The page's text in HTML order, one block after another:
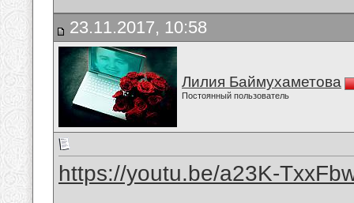
23.11.2017, 10:58
Лилия Баймухаметова
Постоянный пользователь
https://youtu.be/a23K-